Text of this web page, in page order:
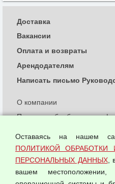
О компании
Политика обработки и
Согласием на обработку
Оферта оптовой купли-
Публичная оферта
Доставка
Вакансии
Оплата и возвраты
Арендодателям
Написать письмо
Оставаясь на нашем
ПОЛИТИКОЙ ОБРАБОТКИ
ПЕРСОНАЛЬНЫХ ДАННЫХ,
вашем